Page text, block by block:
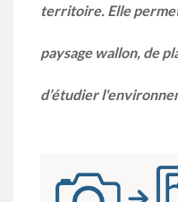
territoire. Elle
paysage wallon, de
d’étudier